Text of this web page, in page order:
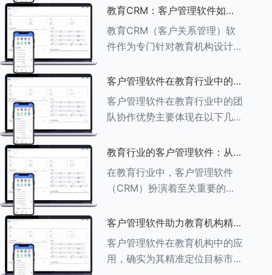
述其助力作用： ###一、学员
信息管理 客户管理软件具备强
大的学员信息管理功能，能够集
中存储
教育CRM：客户管理软件如何
增强教育品牌影响力
教育CRM（客户关系管理）软
件作为专门针对教育机构设计的
影响力方面发挥着重要作用。以
下详细分析教育CRM软件如何
助力提升教育品牌影响力：
###一、
客户管理软件在教育行业中的团
队协作优势
客户管理软件在教育行业中的团
队协作优势主要体现在以下几个
与共享 客户管理软件作为强大
的信息存储库，能够整合并记录
学生的基本信息（如姓名、年
龄、联
教育行业的客户管理软件：从招
生到毕业的全方位管理
在教育行业中，客户管理软件
（CRM）扮演着至关重要的角
全方位管理，提升教育机构的管
理效率和学员满意度。以下是一
些适合教育行业的CRM软件及
其功能特点：
客户管理软件助力教育机构精准
定位目标市场
客户管理软件在教育机构中的应
用，确实为其精准定位目标市场